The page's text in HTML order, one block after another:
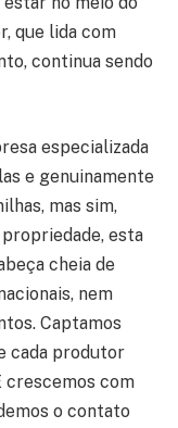
que lida com
continua sendo
especializada
e genuinamente
mas sim,
esta
cheia de
nem
Captamos
cada produtor
crescemos com
o contato